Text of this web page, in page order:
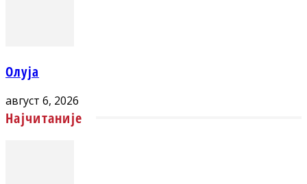
Олуја
август 6, 2026
Најчитаније